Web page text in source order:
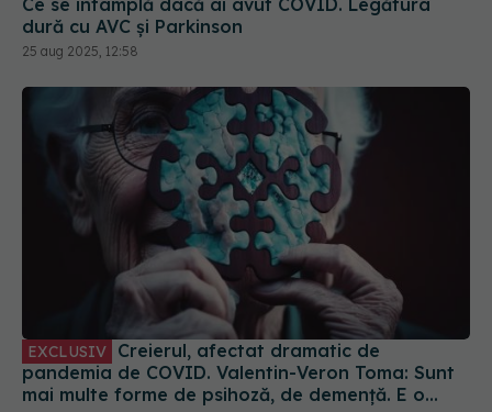
25 aug 2025, 12:58
pandemia de COVID. Valentin-Veron Toma: Sunt
mai multe forme de psihoză, de demență. E o
accelerare a unor fenomene care păreau să fie
într-un ritm mai lent
30 aug 2023, 20:55